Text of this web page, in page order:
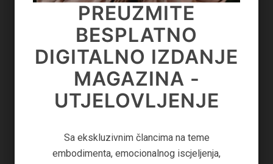
SAVJETI LIFE COACHA
PREUZMITE
BESPLATNO
DIGITALNO IZDANJE
MAGAZINA -
ISCJELJENJE
Sa ekskluzivnim člancima na teme iscjeljenja,
astrologije, Human Design-a, manifestacije obilja
PREUZMITE
BESPLATNO
DIGITALNO IZDANJE
MAGAZINA -
UTJELOVLJENJE
Sa ekskluzivnim člancima na teme
embodimenta, emocionalnog iscjeljenja,